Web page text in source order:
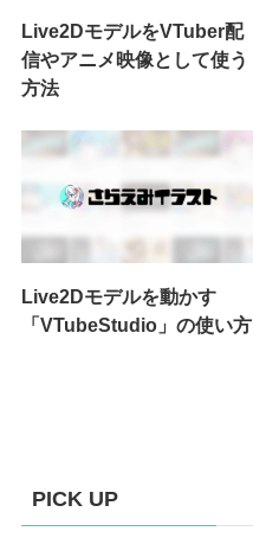
Live2DモデルをVTuber配
信やアニメ映像として使う
方法
Live2Dモデルを動かす
「VTubeStudio」の使い方
PICK UP